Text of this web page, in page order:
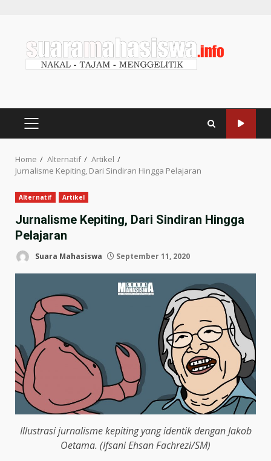
Home Alternatif
Artikel
Jurnalisme Kepiting, Dari Sindiran Hingga Pelajaran
Alternatif Artikel
Jurnalisme Kepiting, Dari Sindiran Hingga
Pelajaran
Suara Mahasiswa September 11, 2020
Illustrasi jurnalisme kepiting yang identik dengan Jakob
Oetama. (Ifsani Ehsan Fachrezi/SM)